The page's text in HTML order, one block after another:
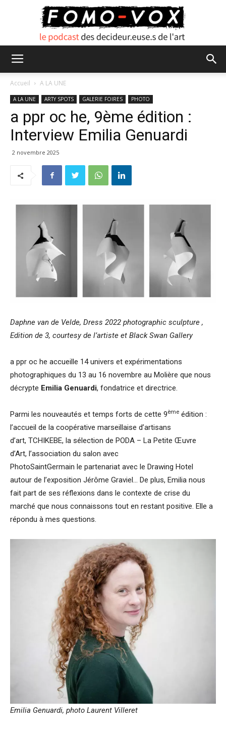
Accueil A LA UNE
A LA UNE ARTY SPOTS GALERIE FOIRES PHOTO
a ppr oc he, 9ème édition :
Interview Emilia Genuardi
2 novembre 2025
Daphne van de Velde, Dress 2022 photographic sculpture ,
Edition de 3, courtesy de l’artiste et Black Swan Gallery
a ppr oc he accueille 14 univers et expérimentations
photographiques du 13 au 16 novembre au Molière que nous
décrypte Emilia Genuardi, fondatrice et directrice.
Parmi les nouveautés et temps forts de cette 9ème édition :
l’accueil de la coopérative marseillaise d’artisans
d’art, TCHIKEBE, la sélection de PODA – La Petite Œuvre
d’Art, l’association du salon avec
PhotoSaintGermain le partenariat avec le Drawing Hotel
autour de l’exposition Jérôme Graviel… De plus, Emilia nous
fait part de ses réflexions dans le contexte de crise du
marché que nous connaissons tout en restant positive. Elle a
répondu à mes questions.
Emilia Genuardi, photo Laurent Villeret